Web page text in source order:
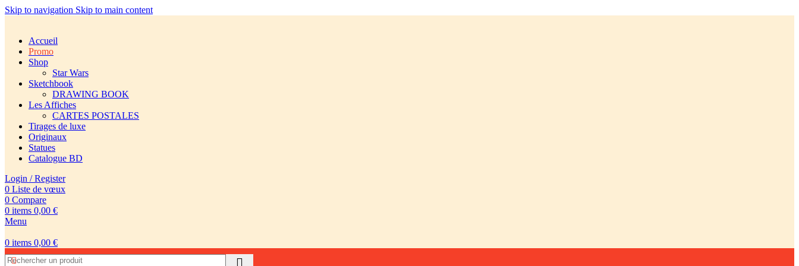
Skip to navigation Skip to main content
Accueil
Promo
Shop
Star Wars
Sketchbook
DRAWING BOOK
Les Affiches
CARTES POSTALES
Tirages de luxe
Originaux
Statues
Catalogue BD
Login / Register
0 Liste de vœux
0 Compare
0 items 0,00 €
Menu
0 items 0,00 €